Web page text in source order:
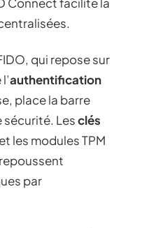
qui repose sur
authentification
place la barre
sécurité. Lesclés
les modules TPM
par